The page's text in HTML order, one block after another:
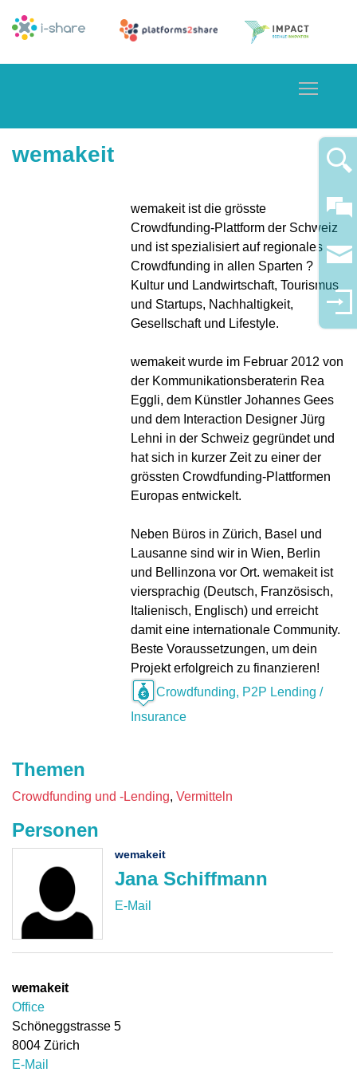
wemakeit
wemakeit ist die grösste
Crowdfunding-Plattform der Schweiz
und ist spezialisiert auf regionales
Crowdfunding in allen Sparten ?
Kultur und Landwirtschaft, Tourismus
und Startups, Nachhaltigkeit,
Gesellschaft und Lifestyle.
wemakeit wurde im Februar 2012 von
der Kommunikationsberaterin Rea
Eggli, dem Künstler Johannes Gees
und dem Interaction Designer Jürg
Lehni in der Schweiz gegründet und
hat sich in kurzer Zeit zu einer der
grössten Crowdfunding-Plattformen
Europas entwickelt.
Neben Büros in Zürich, Basel und
Lausanne sind wir in Wien, Berlin
und Bellinzona vor Ort. wemakeit ist
viersprachig (Deutsch, Französisch,
Italienisch, Englisch) und erreicht
damit eine internationale Community.
Beste Voraussetzungen, um dein
Projekt erfolgreich zu finanzieren!
Crowdfunding, P2P Lending /
Insurance
Themen
Crowdfunding und -Lending Vermitteln
Personen
Jana Schiffmann
wemakeit
wemakeit
Office
Schöneggstrasse 5
8004 Zürich
E-Mail